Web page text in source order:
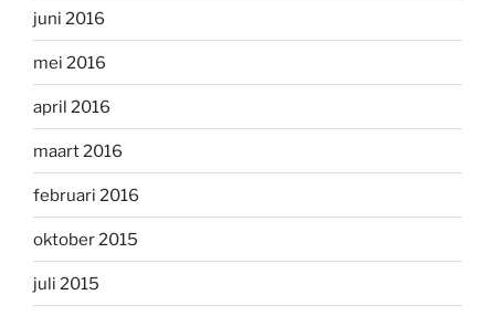
juni 2016
mei 2016
april 2016
maart 2016
februari 2016
oktober 2015
juli 2015